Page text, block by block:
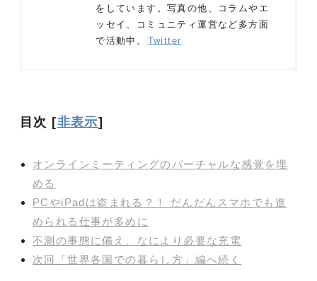
をしています。写真の他、コラムやエ
ッセイ、コミュニティ運営など多方面
で活動中。
Twitter
目次 [非表示]
オンラインミーティングのバーチャルな感覚を埋
める
PCやiPadは盗まれる？！ だんだんスマホでも進
められる仕事が多めに
不測の事態に備え、なにより必要な充電
次回「世界各国での暮らし方」編へ続く